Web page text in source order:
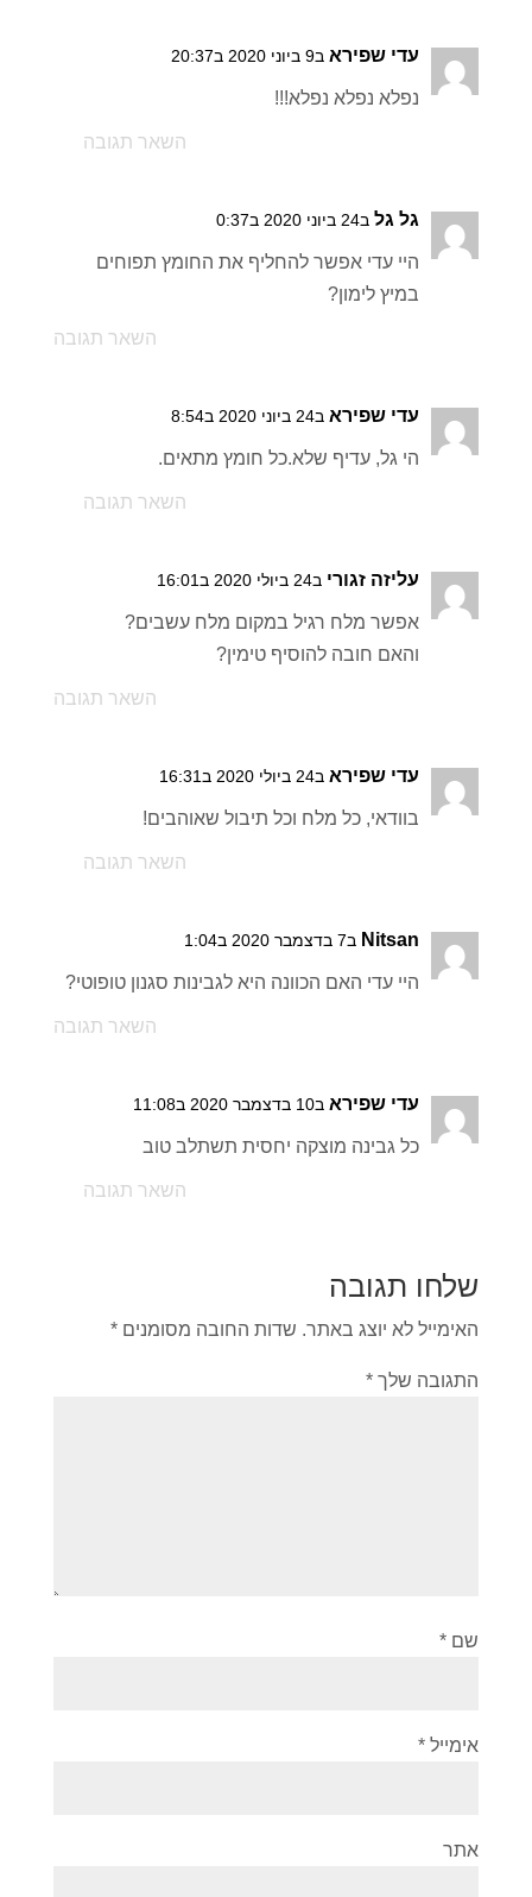
עדי שפירא ב9 ביוני 2020 ב20:37
נפלא נפלא נפלא!!!
השאר תגובה
גל גל ב24 ביוני 2020 ב0:37
היי עדי אפשר להחליף את החומץ תפוחים
במיץ לימון?
השאר תגובה
עדי שפירא ב24 ביוני 2020 ב8:54
הי גל, עדיף שלא.כל חומץ מתאים.
השאר תגובה
עליזה זגורי ב24 ביולי 2020 ב16:01
אפשר מלח רגיל במקום מלח עשבים?
והאם חובה להוסיף טימין?
השאר תגובה
עדי שפירא ב24 ביולי 2020 ב16:31
בוודאי, כל מלח וכל תיבול שאוהבים!
השאר תגובה
Nitsan ב7 בדצמבר 2020 ב1:04
היי עדי האם הכוונה היא לגבינות סגנון טופוטי?
השאר תגובה
עדי שפירא ב10 בדצמבר 2020 ב11:08
כל גבינה מוצקה יחסית תשתלב טוב
השאר תגובה
שלחו תגובה
האימייל לא יוצג באתר. שדות החובה מסומנים *
התגובה שלך *
שם *
אימייל *
אתר